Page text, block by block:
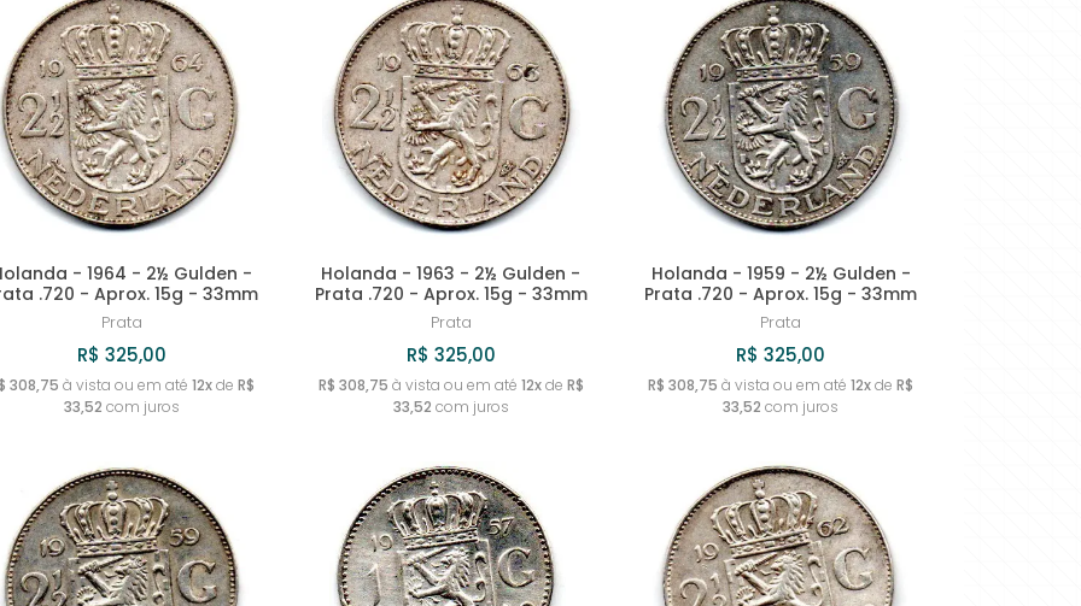
MENOR PREÇO
MAIOR PREÇO
A - Z
- 1964 - 2½ Gulden -
.720 - Aprox. 15g - 33mm
Prata
R$ 325,00
308,75 à vista ou em até 12xde R$
33,52 com juros
Holanda - 1963 - 2½ Gulden -
Prata .720 - Aprox. 15g - 33mm
Prata
R$ 325,00
R$ 308,75 à vista ou em até 12xde R$
33,52 com juros
Holanda - 1959 - 2½ Gulden -
Prata .720 - Aprox. 15g - 33mm
Prata
R$ 325,00
R$ 308,75 à vista ou em até12xdeR$
33,52 com juros